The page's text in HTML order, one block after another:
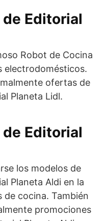
Editorial
Robot de Cocina
electrodomésticos.
ofertas de
Planeta Lidl.
Editorial
los modelos de
Planeta Aldi en la
cocina. También
promociones